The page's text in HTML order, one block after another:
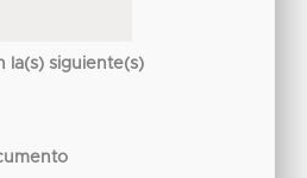
la(s) siguiente(s)